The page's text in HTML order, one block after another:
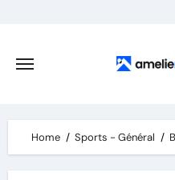
content
Home Sports - Général